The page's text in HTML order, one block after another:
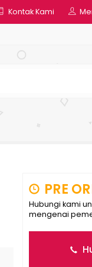
Kontak Kami
PRE
Hubungi kami
mengenai